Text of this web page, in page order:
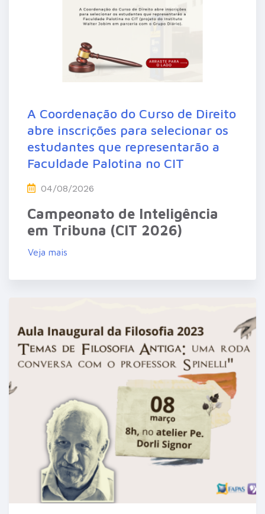
A Coordenação do Curso de Direito
abre inscrições para selecionar os
estudantes que representarão a
Faculdade Palotina no CIT
04/08/2026
Campeonato de Inteligência
em Tribuna (CIT 2026)
Veja mais